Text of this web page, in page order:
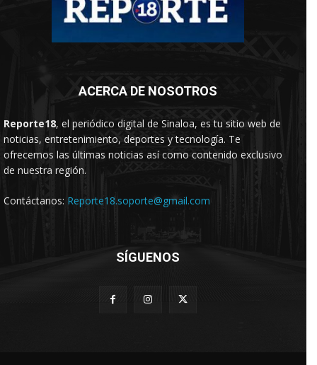
ACERCA DE NOSOTROS
Reporte18, el periódico digital de Sinaloa, es tu sitio web de
noticias, entretenimiento, deportes y tecnología. Te
ofrecemos las últimas noticias así como contenido exclusivo
de nuestra región.
Contáctanos: Reporte18.soporte@gmail.com
SÍGUENOS